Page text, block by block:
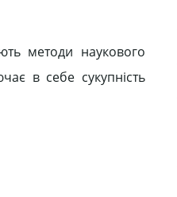
методи наукового
в себе сукупність